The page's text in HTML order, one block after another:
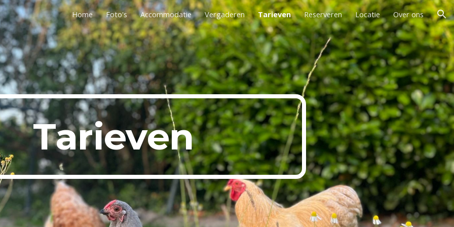
to main content Skip to navigation
Home Foto's Accommodatie Vergaderen Tarieven Reserveren Locatie Over ons
Tarieven